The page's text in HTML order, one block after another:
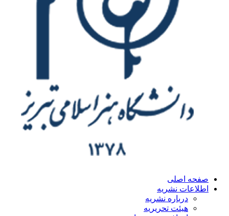
اصلی
نشریه
درباره نشریه
هیئت تحریریه